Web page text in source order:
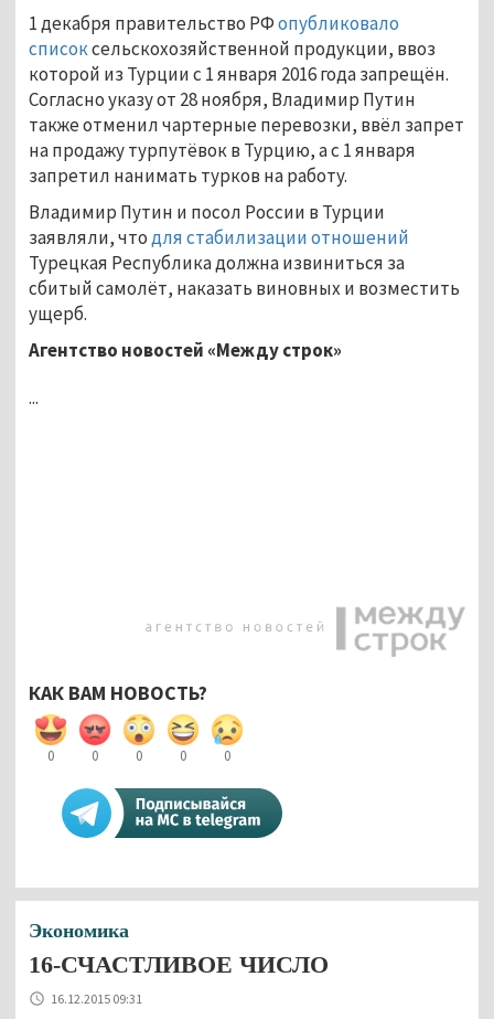
1 декабря правительство РФопубликовало
списоксельскохозяйственной продукции, ввоз
которой из Турции с 1 января 2016 года запрещён.
Согласно указу от 28 ноября, Владимир Путин
также отменил чартерные перевозки, ввёл запрет
на продажу турпутёвок в Турцию, а с 1 января
запретил нанимать турков на работу.
Владимир Путин и посол России в Турции
заявляли, чтодля стабилизации отношений
Турецкая Республика должна извиниться за
сбитый самолёт, наказать виновных и возместить
ущерб.
Агентство новостей «Между строк»
...
КАК ВАМ НОВОСТЬ?
0 0 0 0 0
Экономика
16-СЧАСТЛИВОЕ ЧИСЛО
16.12.2015 09:31